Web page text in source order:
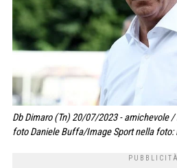
Db Dimaro (Tn) 20/07/2023 - amichevole
foto Daniele Buffa/Image Sport nella foto: